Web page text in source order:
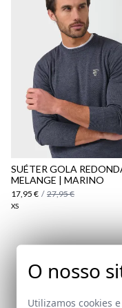
de Envio
SUÉTER GOLA
MELANGE | MARINO
17,95 € / 27,95 €
XS
O nosso
Utilizamos cookies